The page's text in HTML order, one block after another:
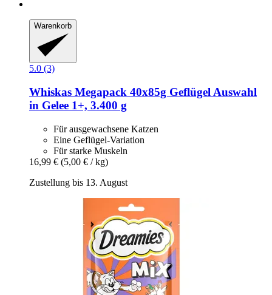
Warenkorb
5.0 (3)
Whiskas Megapack 40x85g Geflügel Auswahl
in Gelee 1+, 3.400 g
Für ausgewachsene Katzen
Eine Geflügel-Variation
Für starke Muskeln
16,99 € (5,00 € / kg)
Zustellung bis 13. August